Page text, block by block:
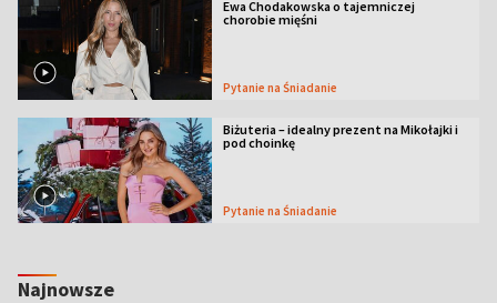
Ewa Chodakowska o tajemniczej
chorobie mięśni
Pytanie na Śniadanie
Biżuteria – idealny prezent na Mikołajki i
pod choinkę
Pytanie na Śniadanie
Najnowsze